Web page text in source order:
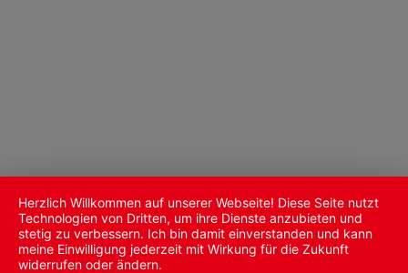
Herzlich Willkommen auf unserer Webseite! Diese Seite nutzt
Technologien von Dritten, um ihre Dienste anzubieten und
stetig zu verbessern. Ich bin damit einverstanden und kann
meine Einwilligung jederzeit mit Wirkung für die Zukunft
widerrufen oder ändern.